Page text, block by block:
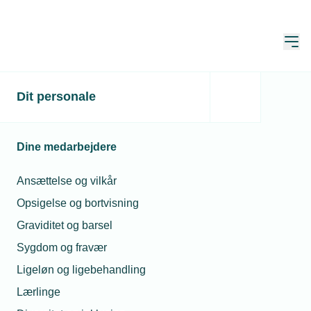
Dit personale
Dine medarbejdere
Ansættelse og vilkår
Opsigelse og bortvisning
Graviditet og barsel
Sygdom og fravær
Ligeløn og ligebehandling
Lærlinge
TEKNIQ Netværk og aktiviteter